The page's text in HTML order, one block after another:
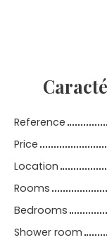
Reference
Price
Location
Rooms
Bedrooms
Shower room